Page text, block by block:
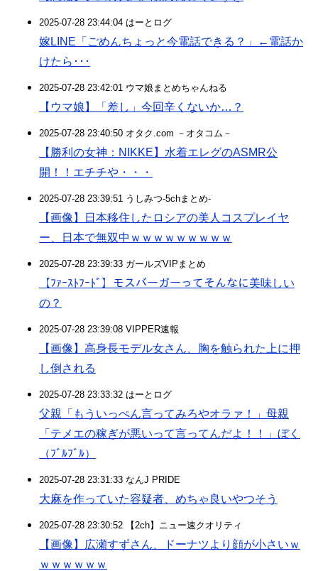
2025-07-28 23:44:04 はーとログ
嫁LINE「ごめんちょっと今電話できる？」←電話か
けたら･･･
2025-07-28 23:42:01 ウマ娘まとめちゃんねる
【ウマ娘】「差し」今回辛くないか…？
2025-07-28 23:40:50 オタク.com －オタコム－
【勝利の女神：NIKKE】水着エレグのASMR公
開！！エチチや・・・
2025-07-28 23:39:51 うしみつ-5chまとめ-
【画像】日本移住したロシアの美人コスプレイヤ
ー、日本で無双中ｗｗｗｗｗｗｗｗｗ
2025-07-28 23:39:33 ガールズVIPまとめ
【ﾌｧｰｽﾄﾌｰﾄﾞ】モスバーガーってそんなに美味しい
の？
2025-07-28 23:39:08 VIPPER速報
【画像】高身長モデル女さん、胸を触られた上に押
し倒される
2025-07-28 23:33:32 はーとログ
父親「もういっぺん言ってみろやオラァ！」母親
「テメエの稼ぎが悪いって言ってんだよ！！」ぼく
（ﾌﾞﾙﾌﾞﾙ）
2025-07-28 23:31:33 なんJ PRIDE
大麻を作っていた容疑者、めちゃ良いやつそう
2025-07-28 23:30:52 【2ch】ニュー速クオリティ
【画像】広瀬すずさん、ドーナツより顔が小さいｗ
ｗｗｗｗｗｗ